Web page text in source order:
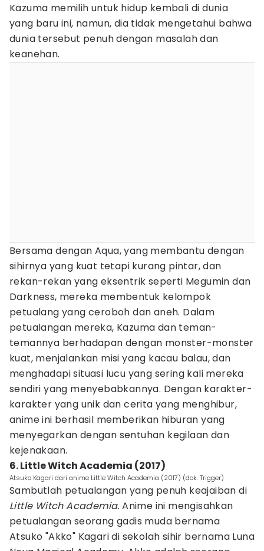
Kazuma memilih untuk hidup kembali di dunia
yang baru ini, namun, dia tidak mengetahui bahwa
dunia tersebut penuh dengan masalah dan
keanehan.
Bersama dengan Aqua, yang membantu dengan
sihirnya yang kuat tetapi kurang pintar, dan
rekan-rekan yang eksentrik seperti Megumin dan
Darkness, mereka membentuk kelompok
petualang yang ceroboh dan aneh. Dalam
petualangan mereka, Kazuma dan teman-
temannya berhadapan dengan monster-monster
kuat, menjalankan misi yang kacau balau, dan
menghadapi situasi lucu yang sering kali mereka
sendiri yang menyebabkannya. Dengan karakter-
karakter yang unik dan cerita yang menghibur,
anime ini berhasil memberikan hiburan yang
menyegarkan dengan sentuhan kegilaan dan
kejenakaan.
6. Little Witch Academia (2017)
Atsuko Kagari dari anime Little Witch Academia (2017) (dok. Trigger)
Sambutlah petualangan yang penuh keajaiban di
Little Witch Academia. Anime ini mengisahkan
petualangan seorang gadis muda bernama
Atsuko "Akko" Kagari di sekolah sihir bernama Luna